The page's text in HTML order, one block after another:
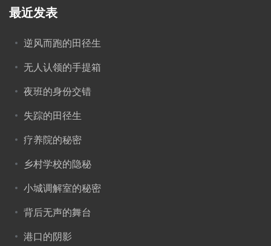
最近发表
逆风而跑的田径生
无人认领的手提箱
夜班的身份交错
失踪的田径生
疗养院的秘密
乡村学校的隐秘
小城调解室的秘密
背后无声的舞台
港口的阴影